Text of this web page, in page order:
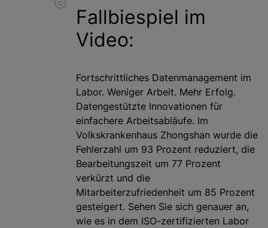
Fallbiespiel im
Video:
Fortschrittliches Datenmanagement im
Labor. Weniger Arbeit. Mehr Erfolg.
Datengestützte Innovationen für
einfachere Arbeitsabläufe. Im
Volkskrankenhaus Zhongshan wurde die
Fehlerzahl um 93 Prozent reduziert, die
Bearbeitungszeit um 77 Prozent
verkürzt und die
Mitarbeiterzufriedenheit um 85 Prozent
gesteigert. Sehen Sie sich genauer an,
wie es in dem ISO-zertifizierten Labor